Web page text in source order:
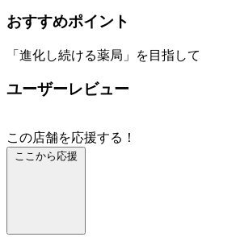
おすすめポイント
「進化し続ける薬局」を目指して
ユーザーレビュー
この店舗を応援する！
ここから応援